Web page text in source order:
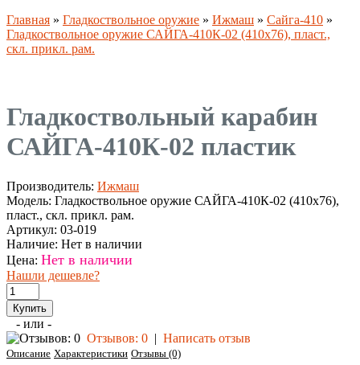
Главная » Гладкоствольное оружие » Ижмаш » Сайга-410 »
Гладкоствольное оружие САЙГА-410К-02 (410х76), пласт.,
скл. прикл. рам.
Гладкоствольный карабин
САЙГА-410К-02 пластик
Производитель: Ижмаш
Модель: Гладкоствольное оружие САЙГА-410К-02 (410х76),
пласт., скл. прикл. рам.
Артикул: 03-019
Наличие: Нет в наличии
Цена: Нет в наличии
Нашли дешевле?
- или -
Отзывов: 0 | Написать отзыв
Описание Характеристики Отзывы (0)